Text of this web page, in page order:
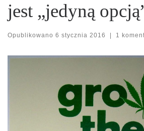
jest „jedyną
Opublikowano 6 stycznia 2016 | 1